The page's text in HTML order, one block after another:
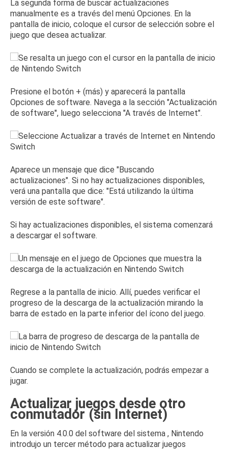
La segunda forma de buscar actualizaciones
manualmente es a través del menú Opciones. En la
pantalla de inicio, coloque el cursor de selección sobre el
juego que desea actualizar.
Presione el botón + (más) y aparecerá la pantalla
Opciones de software. Navega a la sección "Actualización
de software", luego selecciona "A través de Internet".
Aparece un mensaje que dice "Buscando
actualizaciones". Si no hay actualizaciones disponibles,
verá una pantalla que dice: "Está utilizando la última
versión de este software".
Si hay actualizaciones disponibles, el sistema comenzará
a descargar el software.
Regrese a la pantalla de inicio. Allí, puedes verificar el
progreso de la descarga de la actualización mirando la
barra de estado en la parte inferior del ícono del juego.
Cuando se complete la actualización, podrás empezar a
jugar.
Actualizar juegos desde otro
conmutador (sin Internet)
En la versión 4.0.0 del software del sistema , Nintendo
introdujo un tercer método para actualizar juegos